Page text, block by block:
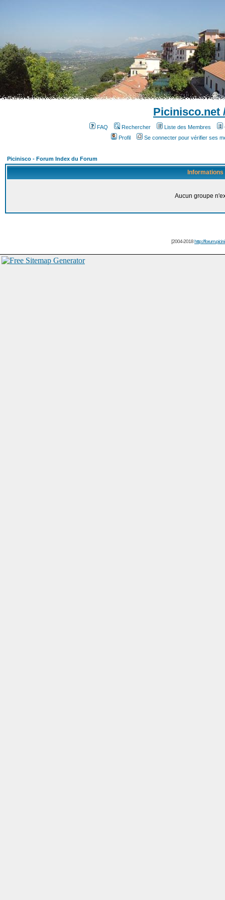
Picinisco.net
FAQ Rechercher Liste des Membres
Profil
Se connecter pour vérifier ses
Picinisco - Forum Index du Forum
Informations
Aucun groupe
[2004-2018http://